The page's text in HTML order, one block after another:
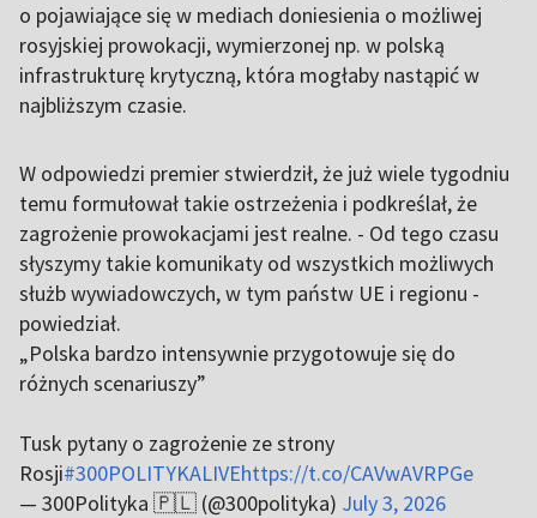
o pojawiające się w mediach doniesienia o możliwej
rosyjskiej prowokacji, wymierzonej np. w polską
infrastrukturę krytyczną, która mogłaby nastąpić w
najbliższym czasie.
W odpowiedzi premier stwierdził, że już wiele tygodniu
temu formułował takie ostrzeżenia i podkreślał, że
zagrożenie prowokacjami jest realne. - Od tego czasu
słyszymy takie komunikaty od wszystkich możliwych
służb wywiadowczych, w tym państw UE i regionu -
powiedział.
„Polska bardzo intensywnie przygotowuje się do
różnych scenariuszy”
Tusk pytany o zagrożenie ze strony
Rosji#300POLITYKALIVEhttps://t.co/CAVwAVRPGe
— 300Polityka 🇵🇱 (@300polityka) July 3, 2026